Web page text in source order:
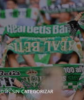
INSIN CATEGORIZAR